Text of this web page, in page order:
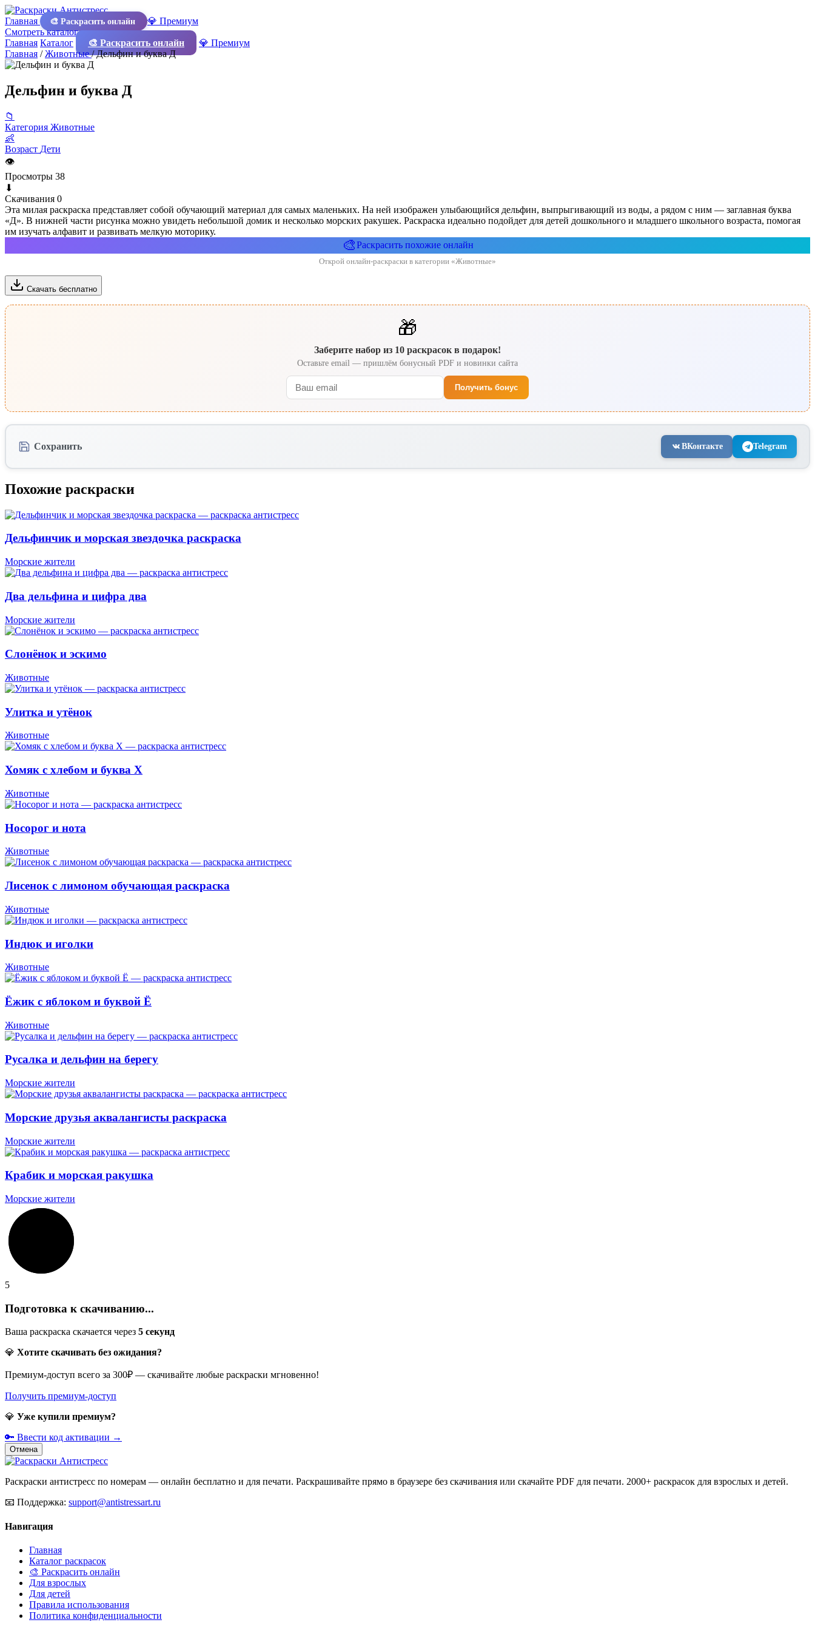
Главная 🎨 Раскрасить онлайн
💎 Премиум
Смотреть каталог
Главная Каталог 🎨 Раскрасить онлайн
💎 Премиум
Главная /Животные/Дельфин и буква Д
Дельфин и буква Д
📁
Категория Животные
👶
Возраст Дети
👁
Просмотры 38
⬇
Скачивания 0
Эта милая раскраска представляет собой обучающий материал для самых маленьких. На ней изображен улыбающийся дельфин, выпрыгивающий из воды, а рядом с ним — заглавная буква
«Д». В нижней части рисунка можно увидеть небольшой домик и несколько морских ракушек. Раскраска идеально подойдет для детей дошкольного и младшего школьного возраста, помогая
им изучать алфавит и развивать мелкую моторику.
🎨Раскрасить похожие онлайн
Открой онлайн-раскраски в категории «Животные»
Скачать бесплатно
🎁
Заберите набор из 10 раскрасок в подарок!
Оставьте email — пришлём бонусный PDF и новинки сайта
Получить бонус
Сохранить ВКонтакте Telegram
Похожие раскраски
Дельфинчик и морская звездочка раскраска
Морские жители
Два дельфина и цифра два
Морские жители
Слонёнок и эскимо
Животные
Улитка и утёнок
Животные
Хомяк с хлебом и буква X
Животные
Носорог и нота
Животные
Лисенок с лимоном обучающая раскраска
Животные
Индюк и иголки
Животные
Ёжик с яблоком и буквой Ё
Животные
Русалка и дельфин на берегу
Морские жители
Морские друзья аквалангисты раскраска
Морские жители
Крабик и морская ракушка
Морские жители
5
Подготовка к скачиванию...
Ваша раскраска скачается через 5 секунд
💎 Хотите скачивать без ожидания?
Премиум-доступ всего за 300₽ — скачивайте любые раскраски мгновенно!
Получить премиум-доступ
💎 Уже купили премиум?
🔑 Ввести код активации →
Отмена
Раскраски антистресс по номерам — онлайн бесплатно и для печати. Раскрашивайте прямо в браузере без скачивания или скачайте PDF для печати. 2000+ раскрасок для взрослых и детей.
📧 Поддержка: support@antistressart.ru
Навигация
Главная
Каталог раскрасок
🎨 Раскрасить онлайн
Для взрослых
Для детей
Правила использования
Политика конфиденциальности